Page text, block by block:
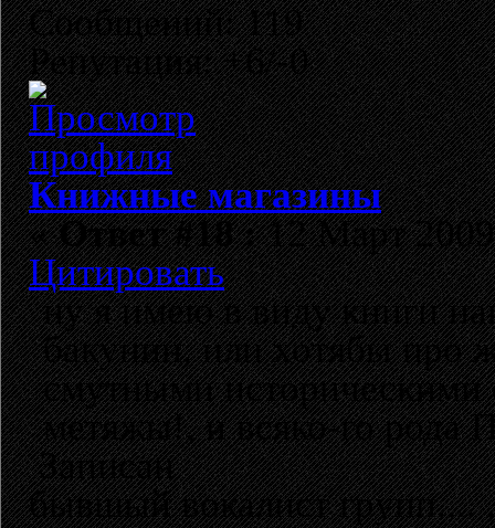
Сообщений: 119
Репутация: +6/-0
Книжные магазины
«Ответ #18 :12 Март
Цитировать
ну я имею в виду книги
бакунин, или хотябы про
смутными историческими
метяжы!, и всяко-го
Записан
бывшый вокалист